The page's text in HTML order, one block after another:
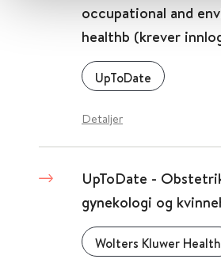
occupational and
healthb (krever
UpToDate
Detaljer
UpToDate -
gynekologi og
Wolters Kluwer Health